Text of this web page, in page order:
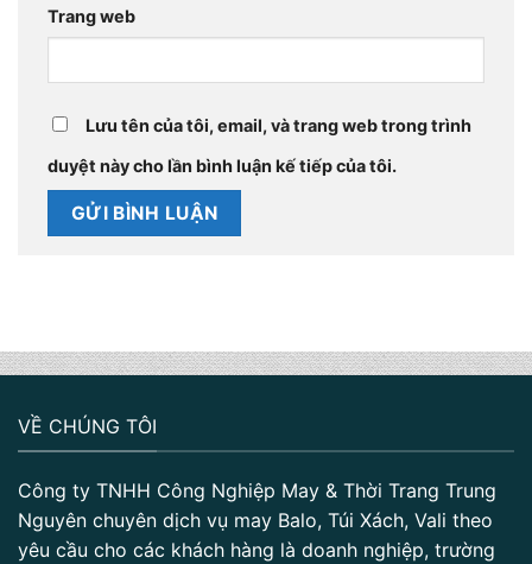
Trang web
Lưu tên của tôi, email, và trang web trong trình
duyệt này cho lần bình luận kế tiếp của tôi.
VỀ CHÚNG TÔI
Công ty TNHH Công Nghiệp May & Thời Trang Trung
Nguyên chuyên dịch vụ may Balo, Túi Xách, Vali theo
yêu cầu cho các khách hàng là doanh nghiệp, trường